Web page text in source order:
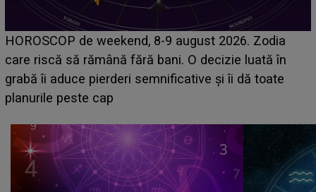
Emanuel a ținut ACEST DETALIU ASCUNS până
acum! În fața Alexandrei, concurentul din Casa Iubirii
face o MĂRTURISIRE NEAȘTEPTATĂ despre mama
sa: "I-am spus și ei în față, eu nu te iubesc pentru